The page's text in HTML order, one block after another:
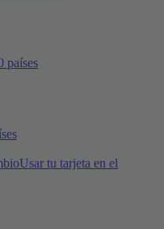
países
Usar tu tarjeta en el